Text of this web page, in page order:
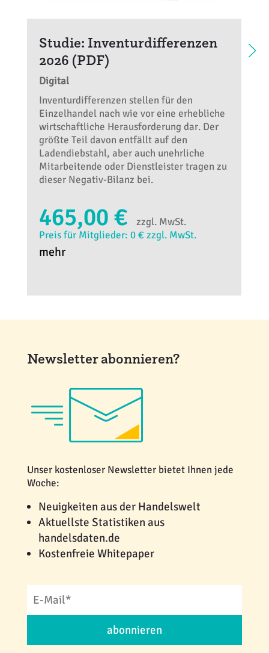
Studie: Inventurdifferenzen
2026 (PDF)
Digital
Inventurdifferenzen stellen für den
Einzelhandel nach wie vor eine erhebliche
wirtschaftliche Herausforderung dar. Der
größte Teil davon entfällt auf den
Ladendiebstahl, aber auch unehrliche
Mitarbeitende oder Dienstleister tragen zu
dieser Negativ-Bilanz bei.
465,00 €
zzgl. MwSt.
Preis für Mitglieder: 0 € zzgl. MwSt.
mehr
Newsletter abonnieren?
Unser kostenloser Newsletter bietet Ihnen jede
Woche:
Neuigkeiten aus der Handelswelt
Aktuellste Statistiken aus
handelsdaten.de
Kostenfreie Whitepaper
abonnieren